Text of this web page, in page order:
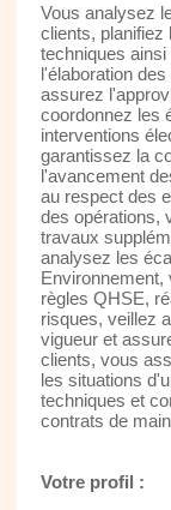
Vous analysez
clients, planifiez
techniques
l'élaboration
assurez
coordonnez les
interventions
garantissez la
l'avancement
au respect des
des opérations,
travaux
analysez les
Environnement,
règles QHSE,
risques, veillez
vigueur et
clients, vous
les situations
techniques et
contrats de
Votre profil :